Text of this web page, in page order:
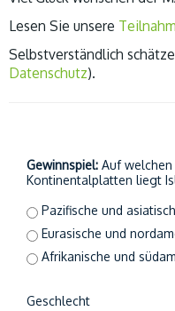
Lesen Sie unsere
Selbstverständlich
Datenschutz).
Gewinnspiel: Auf welchen
Kontinentalplatten liegt
Pazifische und
Eurasische und
Afrikanische und
Geschlecht